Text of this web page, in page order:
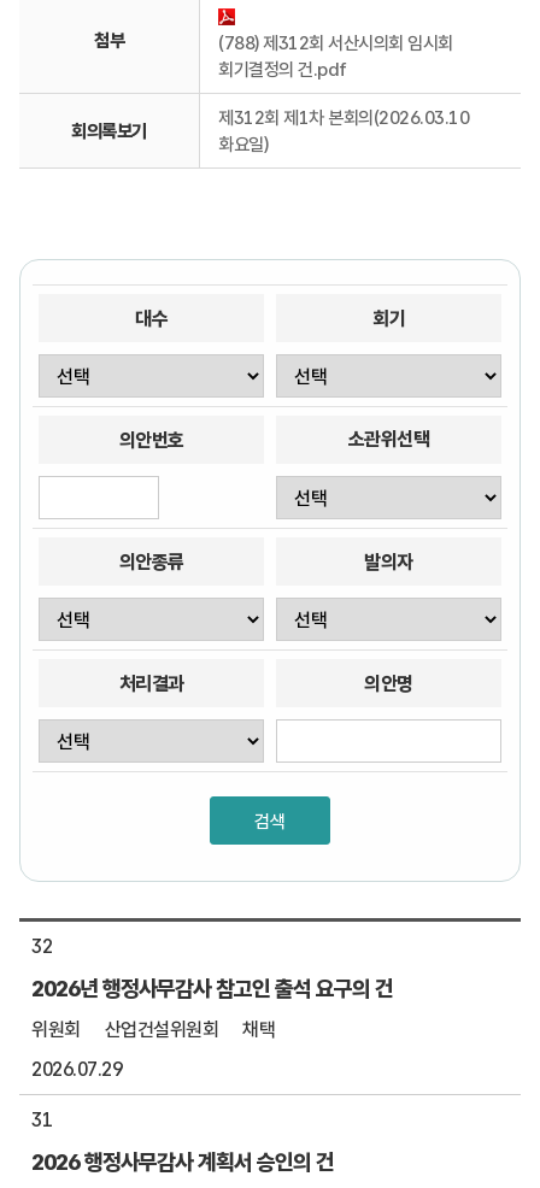
첨부
(788) 제312회 서산시의회 임시회
회기결정의 건.pdf
회의록보기
제312회 제1차 본회의(2026.03.10
화요일)
대수 회기
의안번호 소관위선택
의안종류 발의자
처리결과 의안명
32
2026년 행정사무감사 참고인 출석 요구의 건
위원회 산업건설위원회
채택
2026.07.29
31
2026 행정사무감사 계획서 승인의 건